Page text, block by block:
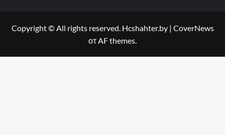
Copyright © All rights reserved. Hcshahter.by | CoverNews
от AF themes.